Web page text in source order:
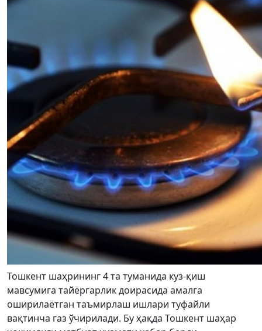
Тошкент шаҳрининг 4 та туманида куз-қиш
мавсумига тайёргарлик доирасида амалга
оширилаётган таъмирлаш ишлари туфайли
вақтинча газ ўчирилади. Бу ҳақда Тошкент шаҳар